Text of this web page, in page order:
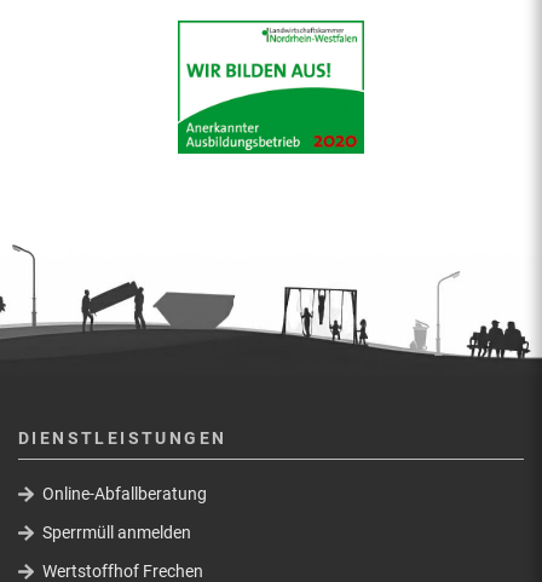
DIENSTLEISTUNGEN
Online-Abfallberatung
Sperrmüll anmelden
Wertstoffhof Frechen